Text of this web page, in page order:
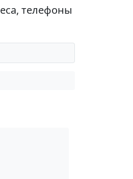
телефоны